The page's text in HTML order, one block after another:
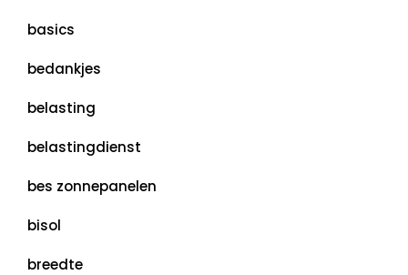
basics
bedankjes
belasting
belastingdienst
bes zonnepanelen
bisol
breedte